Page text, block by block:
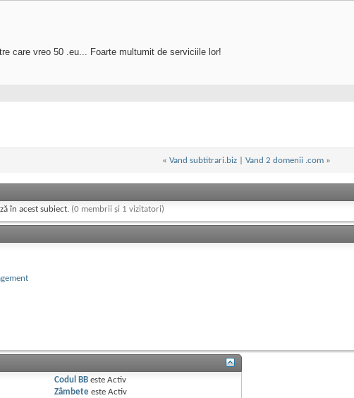
care vreo 50 .eu... Foarte multumit de serviciile lor!
« Vand subtitrari.biz| Vand 2 domenii .com »
în acest subiect. (0 membrii și 1 vizitatori)
Codul BB esteActiv
Zâmbete esteActiv